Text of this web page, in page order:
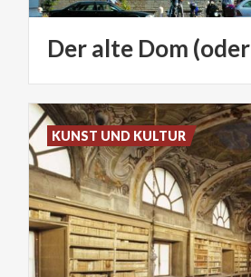
Deralte Dom (oder
KUNST UND KULTUR